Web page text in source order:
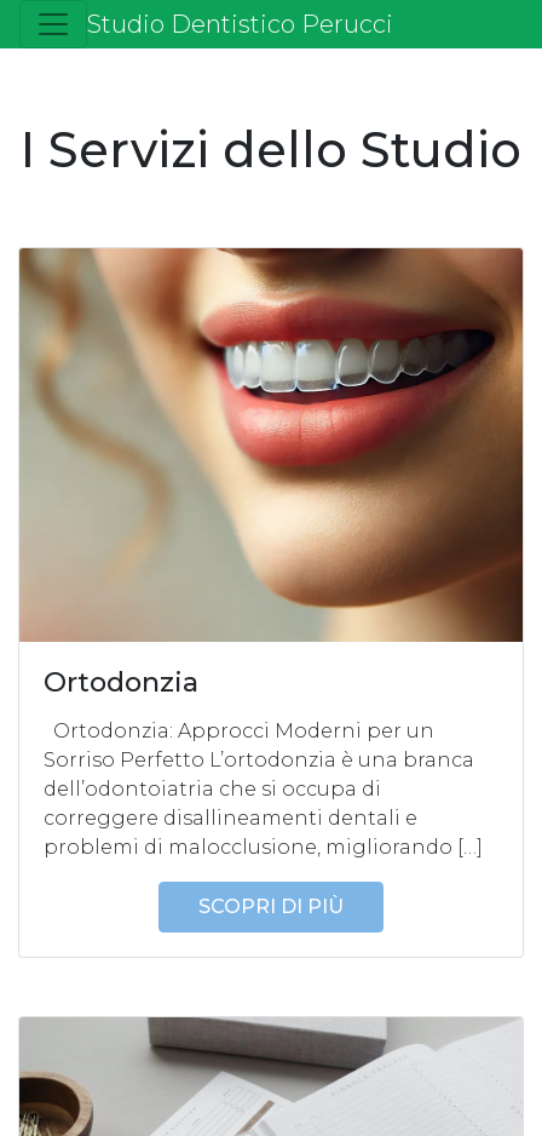
Studio Dentistico Perucci
I Servizi dello Studio
Ortodonzia
Ortodonzia: Approcci Moderni per un
Sorriso Perfetto L’ortodonzia è una branca
dell’odontoiatria che si occupa di
correggere disallineamenti dentali e
problemi di malocclusione, migliorando […]
SCOPRI DI PIÙ